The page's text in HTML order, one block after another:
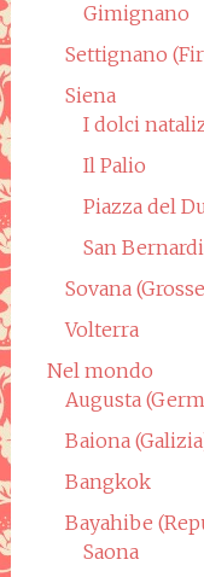
Gimignano
Settignano
Siena
I dolci
Il Palio
Piazza del
San
Sovana
Volterra
Nel mondo
Augusta
Baiona
Bangkok
Bayahibe
Saona